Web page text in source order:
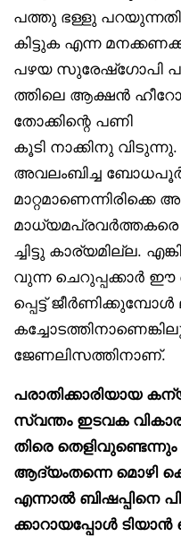
പത്തു ഭള്ളു
കിട്ടുക എന്ന
പഴയ സുരേഷ്‌ഗോപി
ത്തിലെ ആക്ഷൻ
തോക്കിന്റെ പണി
കൂടി നാക്കിനു
അവലംബിച്ച
മാറ്റമാണെന്നിരിക്കെ
മാധ്യമപ്രവർത്തകരെ
ച്ചിട്ടു കാര്യമില്ല.
വുന്ന ചെറുപ്പക്കാർ
പ്പെട്ട്
ജേണലിസത്തിനാണ്.
പരാതിക്കാരിയായ
സ്വന്തം ഇടവക
തിരെ തെളിവുണ്ടെന്നും
ആദ്യംതന്നെ മൊഴി
എന്നാൽ ബിഷപ്പിനെ
ക്കാറായപ്പോൾ ടിയാൻ